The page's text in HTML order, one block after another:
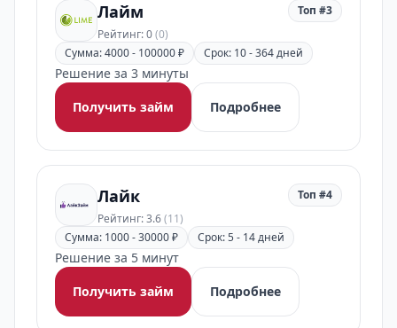
Лайм
Рейтинг: 0(0)
Топ #3
Сумма: 4000 - 100000 ₽ Срок: 10 - 364 дней
Решение за 3 минуты
Получить займ
Подробнее
Лайк
Рейтинг: 3.6(11)
Топ #4
Сумма: 1000 - 30000 ₽ Срок: 5 - 14 дней
Решение за 5 минут
Получить займ
Подробнее